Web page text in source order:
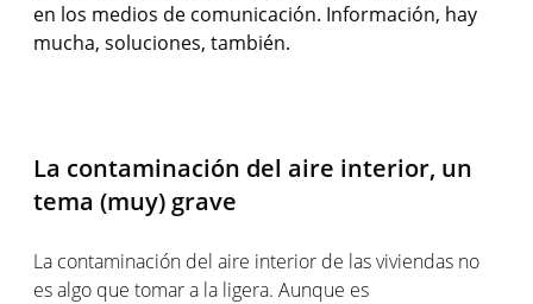
en los medios de comunicación. Información, hay
mucha, soluciones, también.
La contaminación del aire interior, un
tema (muy) grave
La contaminación del aire interior de las viviendas no
es algo que tomar a la ligera. Aunque es